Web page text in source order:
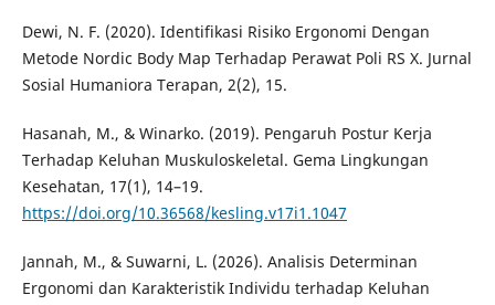
Dewi, N. F. (2020). Identifikasi Risiko Ergonomi Dengan
Metode Nordic Body Map Terhadap Perawat Poli RS X. Jurnal
Sosial Humaniora Terapan, 2(2), 15.
Hasanah, M., & Winarko. (2019). Pengaruh Postur Kerja
Terhadap Keluhan Muskuloskeletal. Gema Lingkungan
Kesehatan, 17(1), 14–19.
https://doi.org/10.36568/kesling.v17i1.1047
Jannah, M., & Suwarni, L. (2026). Analisis Determinan
Ergonomi dan Karakteristik Individu terhadap Keluhan